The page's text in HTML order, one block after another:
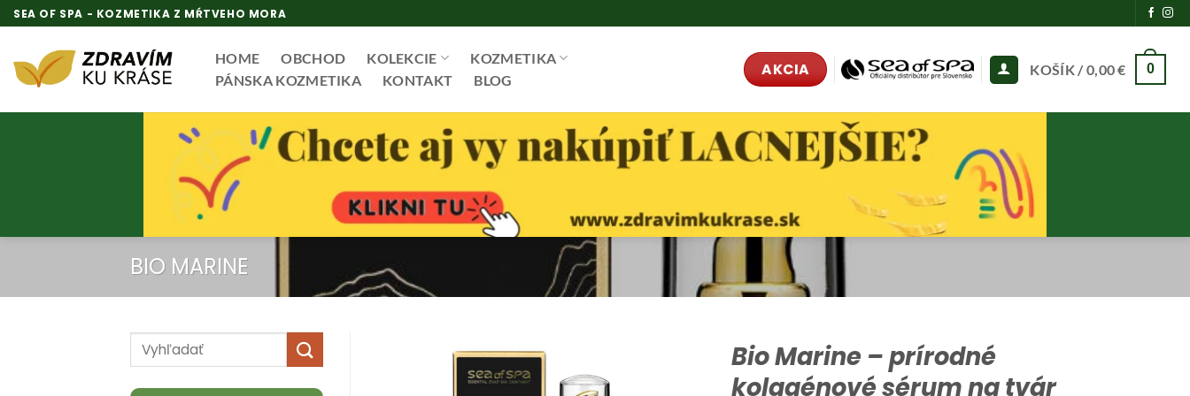
Skip
to
content
SEA OF SPA - KOZMETIKA Z MŔTVEHO MORA
HOME OBCHOD KOLEKCIE
KOZMETIKA
PÁNSKA KOZMETIKA
KONTAKT BLOG
AKCIA KOŠÍK /0,00€ 0
BIO MARINE
Hľadať:
Bio Marine – prírodné
kolagénové sérum na tvár